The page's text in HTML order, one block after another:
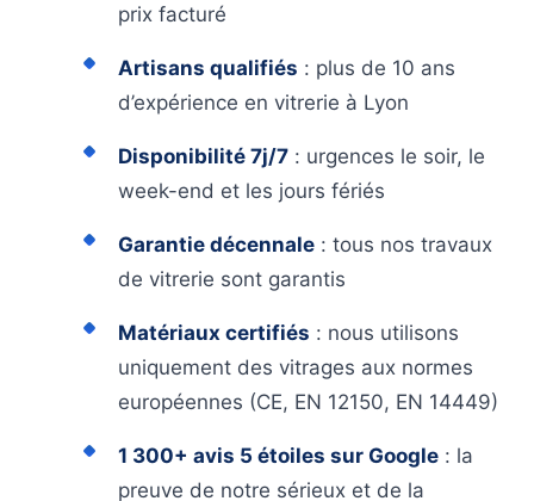
prix facturé
Artisans qualifiés : plus de 10 ans
d’expérience en vitrerie à Lyon
Disponibilité 7j/7 : urgences le soir, le
week-end et les jours fériés
Garantie décennale : tous nos travaux
de vitrerie sont garantis
Matériaux certifiés : nous utilisons
uniquement des vitrages aux normes
européennes (CE, EN 12150, EN 14449)
1 300+ avis 5 étoiles sur Google : la
preuve de notre sérieux et de la